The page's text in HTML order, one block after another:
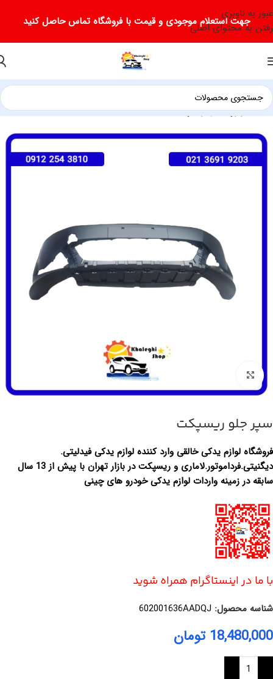
عبور به ناوبری
رفتن به محتوای اصلی
جهت استعلام موجودی و قیمت با فروشگاه تماس حاصل کنید
خانه لوازم یدکی ریسپکت
سپر جلو ریسپکت
فروشگاه لوازم یدکی خالقی وارد کننده لوازم یدکی فیدلیتی.
دیگنیتی.فرداموتور.لاماری و ریسپکت در بازار تهران با پیش از 13 سال
سابقه در زمینه واردات لوازم یدکی خودرو های چینی
با ما در اینستاگرام همراه شوید
شناسه محصول: 602001636AADQJ
18,480,000 تومان